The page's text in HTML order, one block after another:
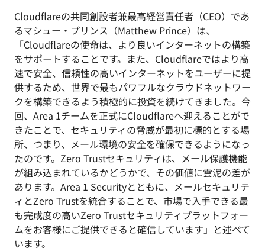
Cloudflareの共同創設者兼最高経営責任者（CEO）であ
るマシュー・プリンス（Matthew Prince）は、
「Cloudflareの使命は、より良いインターネットの構築
をサポートすることです。また、Cloudflareではより高
速で安全、信頼性の高いインターネットをユーザーに提
供するため、世界で最もパワフルなクラウドネットワー
クを構築できるよう積極的に投資を続けてきました。今
回、Area 1チームを正式にCloudflareへ迎えることがで
きたことで、セキュリティの脅威が最初に標的とする場
所、つまり、メール環境の安全を確保できるようになっ
たのです。Zero Trustセキュリティは、メール保護機能
が組み込まれているかどうかで、その価値に雲泥の差が
あります。Area 1 Securityとともに、メールセキュリテ
ィとZero Trustを統合することで、市場で入手できる最
も完成度の高いZero Trustセキュリティプラットフォー
ムをお客様にご提供できると確信しています」と述べて
います。